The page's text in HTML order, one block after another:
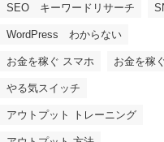
SEO キーワードリサーチ
WordPress わからない
お金を稼ぐ スマホ お金を稼
やる気スイッチ
アウトプット トレーニング